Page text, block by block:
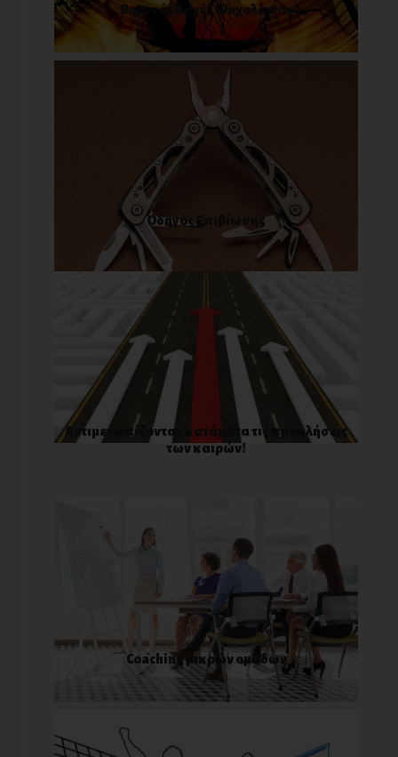
Βασικές Αρχές Ψυχολογίας
Οδηγός Επιβίωσης
Αντιμετωπίζοντας κατάματα τις προκλήσεις
των καιρών!
Coaching μικρών ομάδων